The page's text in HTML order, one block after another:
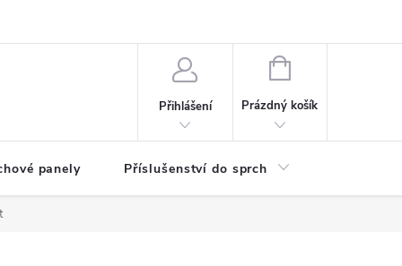
Přihlášení
NÁKUPNÍ
Prázdný košík
panely Příslušenství do sprch